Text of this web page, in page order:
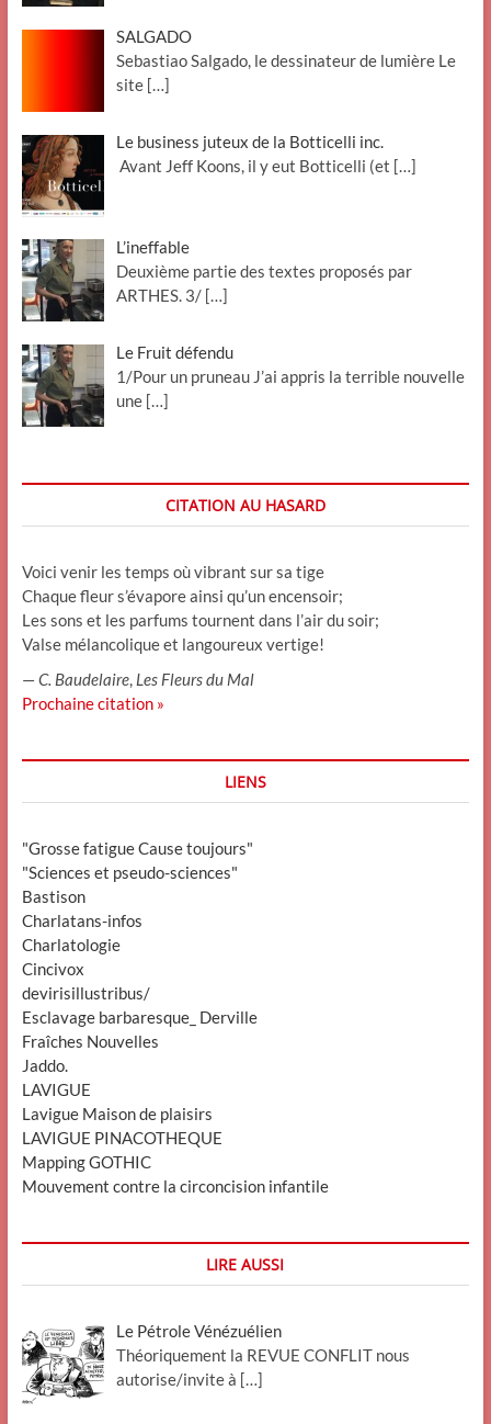
SALGADO
Sebastiao Salgado, le dessinateur de lumière Le
site […]
Le business juteux de la Botticelli inc.
Avant Jeff Koons, il y eut Botticelli (et […]
L’ineffable
Deuxième partie des textes proposés par
ARTHES. 3/ […]
Le Fruit défendu
1/Pour un pruneau J’ai appris la terrible nouvelle
une […]
CITATION AU HASARD
Voici venir les temps où vibrant sur sa tige
Chaque fleur s’évapore ainsi qu’un encensoir;
Les sons et les parfums tournent dans l’air du soir;
Valse mélancolique et langoureux vertige!
—C. Baudelaire, Les Fleurs du Mal
Prochaine citation »
LIENS
"Grosse fatigue Cause toujours"
"Sciences et pseudo-sciences"
Bastison
Charlatans-infos
Charlatologie
Cincivox
devirisillustribus/
Esclavage barbaresque_ Derville
Fraîches Nouvelles
Jaddo.
LAVIGUE
Lavigue Maison de plaisirs
LAVIGUE PINACOTHEQUE
Mapping GOTHIC
Mouvement contre la circoncision infantile
LIRE AUSSI
Le Pétrole Vénézuélien
Théoriquement la REVUE CONFLIT nous
autorise/invite à […]